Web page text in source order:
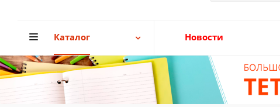
Каталог Новости